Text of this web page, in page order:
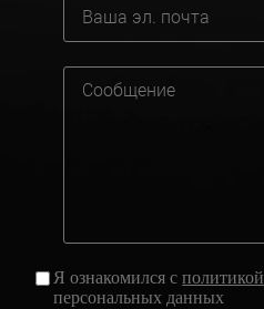
Я ознакомился сполитикой
персональных данных